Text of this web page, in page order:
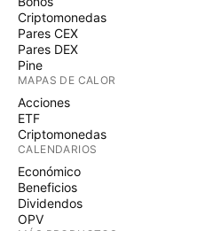
Criptomonedas
Pares CEX
Pares DEX
Pine
MAPAS DE CALOR
Acciones
ETF
Criptomonedas
CALENDARIOS
Económico
Beneficios
Dividendos
OPV